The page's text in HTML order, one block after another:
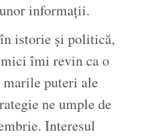
informații.
istorie și politică,
îmi revin ca o
marile puteri ale
ne umple de
Interesul